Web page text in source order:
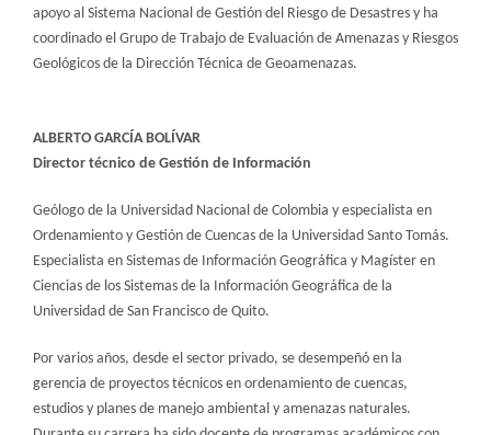
apoyo al Sistema Nacional de Gestión del Riesgo de Desastres y ha
coordinado el Grupo de Trabajo de Evaluación de Amenazas y Riesgos
Geológicos de la Dirección Técnica de Geoamenazas.​
ALBERTO GARCÍA BOLÍVAR
Director técnico de Gestión de Información
Geólogo de la Universidad Nacional de Colombia y especialista en
Ordenamiento y Gestión de Cuencas de la Universidad Santo Tomás.
Especialista en Sistemas de Información Geográfica y Magíster en
Ciencias de los Sistemas de la Información Geográfica de la
Universidad de San Francisco de Quito.
Por varios años, desde el sector privado, se desempeñó en la
gerencia de proyectos técnicos en ordenamiento de cuencas,
estudios y planes de manejo ambiental y amenazas naturales.